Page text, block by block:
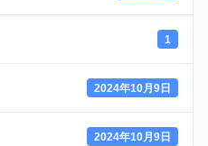
1
2024年10月9日
2024年10月9日